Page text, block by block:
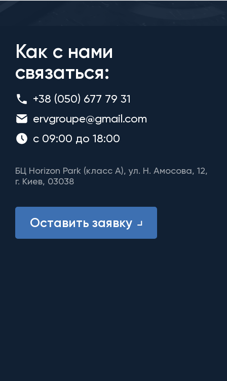
Как с нами
связаться:
+38 (050) 677 79 31
ervgroupe@gmail.com
с 09:00 до 18:00
БЦ Horizon Park (класс A), ул. Н. Амосова, 12,
г. Киев, 03038
Оставить заявку